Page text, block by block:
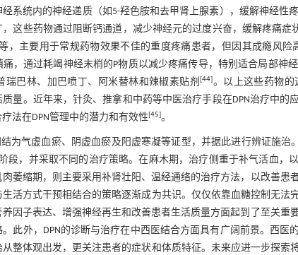
系统内的神经递质（如5-羟色胺和去甲肾上腺素），缓解神经
这些药物通过阻断钙通道，减少神经元的过度兴奋，缓解疼痛症
，主要用于常规药物效果不佳的重度疼痛患者，但因其成瘾风
，通过耗竭神经末梢的P物质以减少疼痛传导，特别适合局部神
瑞巴林、加巴喷丁、阿米替林和辣椒素贴剂[44]。以上这些药物
量。近年来，针灸、推拿和中药等中医治疗手段在DPN治疗中的
法在DPN管理中的潜力和有效性[45]。
为气虚血瘀、阴虚血瘀及阳虚寒凝等证型，并据此进行辨证施治
段，并采取不同的治疗策略。在麻木期，治疗侧重于补气活血，
萎缩期，则主要采用补肾壮阳、温经通络的治疗方法，以改善患
活方式干预相结合的策略逐渐成为共识。仅仅依靠血糖控制无法
因子表达、增强神经再生和改善患者生活质量方面起到了至关重
此外，DPN的诊断与治疗在中西医结合方面具有广阔前景。西医
整体观出发，更关注患者的症状和体质特征。未来应进一步探索